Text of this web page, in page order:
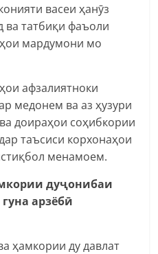
васеи ҳанӯз
ва татбиқи фаъоли
мардумони мо
афзалиятноки
медонем ва аз ҳузури
доираҳои соҳибкории
таъсиси корхонаҳои
менамоем.
дуҷонибаи
арзёбӣ
ҳамкории ду давлат